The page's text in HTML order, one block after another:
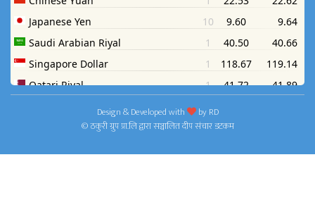
Design & Developed with byRD
© ठकुरी ग्रुप प्रा.लि द्वारा सञ्चालित दीप संचार डटकम